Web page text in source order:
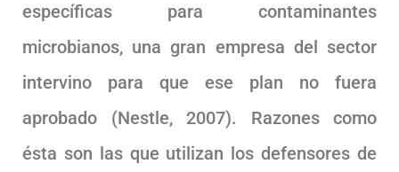
específicas para contaminantes
microbianos, una gran empresa del sector
intervino para que ese plan no fuera
aprobado (Nestle, 2007). Razones como
ésta son las que utilizan los defensores de